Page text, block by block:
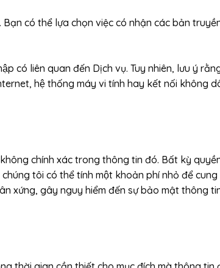
có thể lựa chọn việc có nhận các bản
có liên quan đến Dịch vụ. Tuy nhiên, lưu ý
hệ thống máy vi tính hay kết nối không
chính xác trong thông tin đó. Bất kỳ
tôi có thể tính một khoản phí nhỏ để
xứng, gây nguy hiểm đến sự bảo mật thông